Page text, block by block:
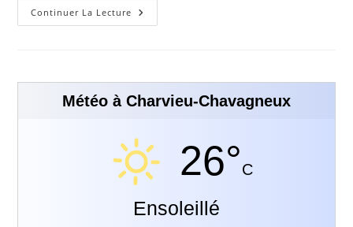
Continuer La Lecture
Météo à Charvieu-Chavagneux
26°C
Ensoleillé